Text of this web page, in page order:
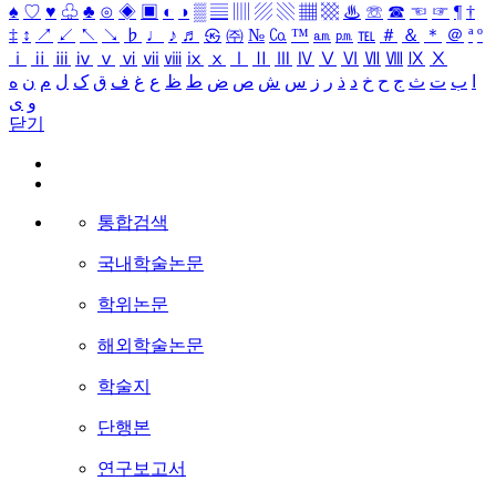
♠ ♡ ♥ ♧ ♣ ⊙ ◈ ▣ ◐ ◑ ▒ ▤ ▨ ▧ ▦ ▩ ♨ ☏ ☎ ☜ ☞ ¶ †
‡ ↕ ↗ ↙ ↖ ↘ ♭ ♩ ♪ ♬ ㉿ ㈜ № ㏇ ™ ㏂ ㏘ ℡ ＃ ＆ ＊ ＠ ª º
ⅰ
ⅱ ⅲ ⅳ ⅴ ⅵ ⅶ ⅷ ⅸ ⅹ Ⅳ Ⅴ Ⅵ Ⅶ Ⅷ Ⅸ Ⅹ
ب ت ث ج ح خ د ذ ر ز س ش ص ض ط ظ ع غ ف ق ک ل م ن ه
و ی
닫기
통합검색
국내학술논문
학위논문
해외학술논문
학술지
단행본
연구보고서